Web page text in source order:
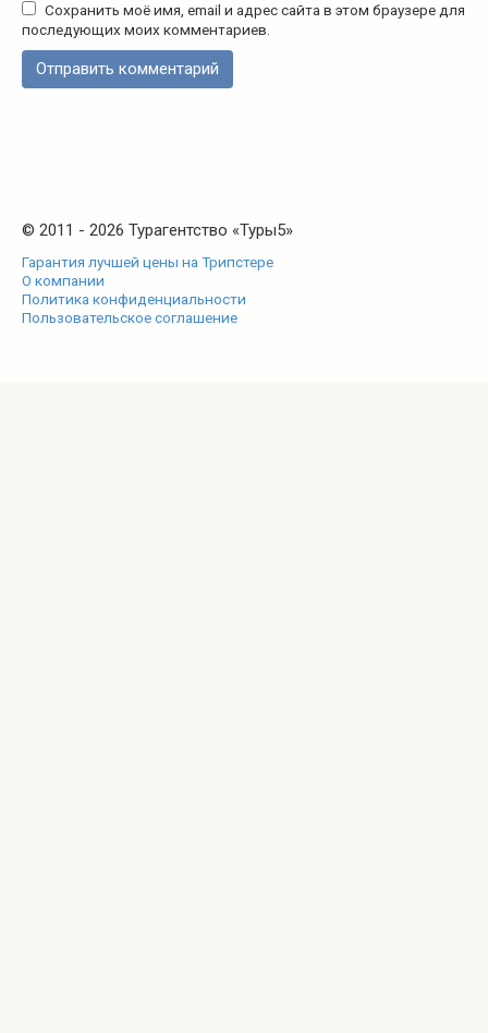
Сохранить моё имя, email и адрес сайта в этом браузере для
последующих моих комментариев.
© 2011 - 2026 Турагентство «Туры5»
Гарантия лучшей цены на Трипстере
О компании
Политика конфиденциальности
Пользовательское соглашение